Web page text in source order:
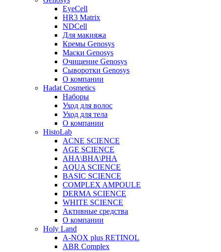
EyeCell
HR3 Matrix
NDCell
Для макияжа
Кремы Genosys
Маски Genosys
Очищение Genosys
Сыворотки Genosys
О компании
Hadat Cosmetics
Наборы
Уход для волос
Уход для тела
О компании
HistoLab
ACNE SCIENCE
AGE SCIENCE
AHA\BHA\PHA
AQUA SCIENCE
BASIC SCIENCE
COMPLEX AMPOULE
DERMA SCIENCE
WHITE SCIENCE
Активные средства
О компании
Holy Land
A-NOX plus RETINOL
ABR Complex